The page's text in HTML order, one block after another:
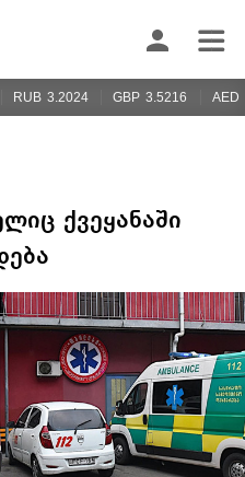
RUB 3.2024 GBP 3.5216 AED
ქვეყანაში